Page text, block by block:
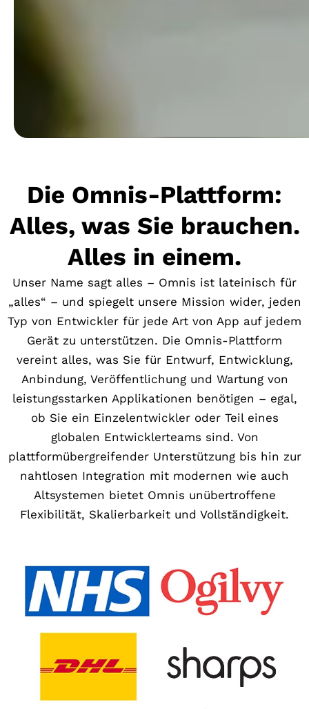
Die Omnis-Plattform:
Alles, was Sie brauchen.
Alles in einem.
Unser Name sagt alles – Omnis ist lateinisch für
„alles“ – und spiegelt unsere Mission wider, jeden
Typ von Entwickler für jede Art von App auf jedem
Gerät zu unterstützen. Die Omnis-Plattform
vereint alles, was Sie für Entwurf, Entwicklung,
Anbindung, Veröffentlichung und Wartung von
leistungsstarken Applikationen benötigen – egal,
ob Sie ein Einzelentwickler oder Teil eines
globalen Entwicklerteams sind. Von
plattformübergreifender Unterstützung bis hin zur
nahtlosen Integration mit modernen wie auch
Altsystemen bietet Omnis unübertroffene
Flexibilität, Skalierbarkeit und Vollständigkeit.